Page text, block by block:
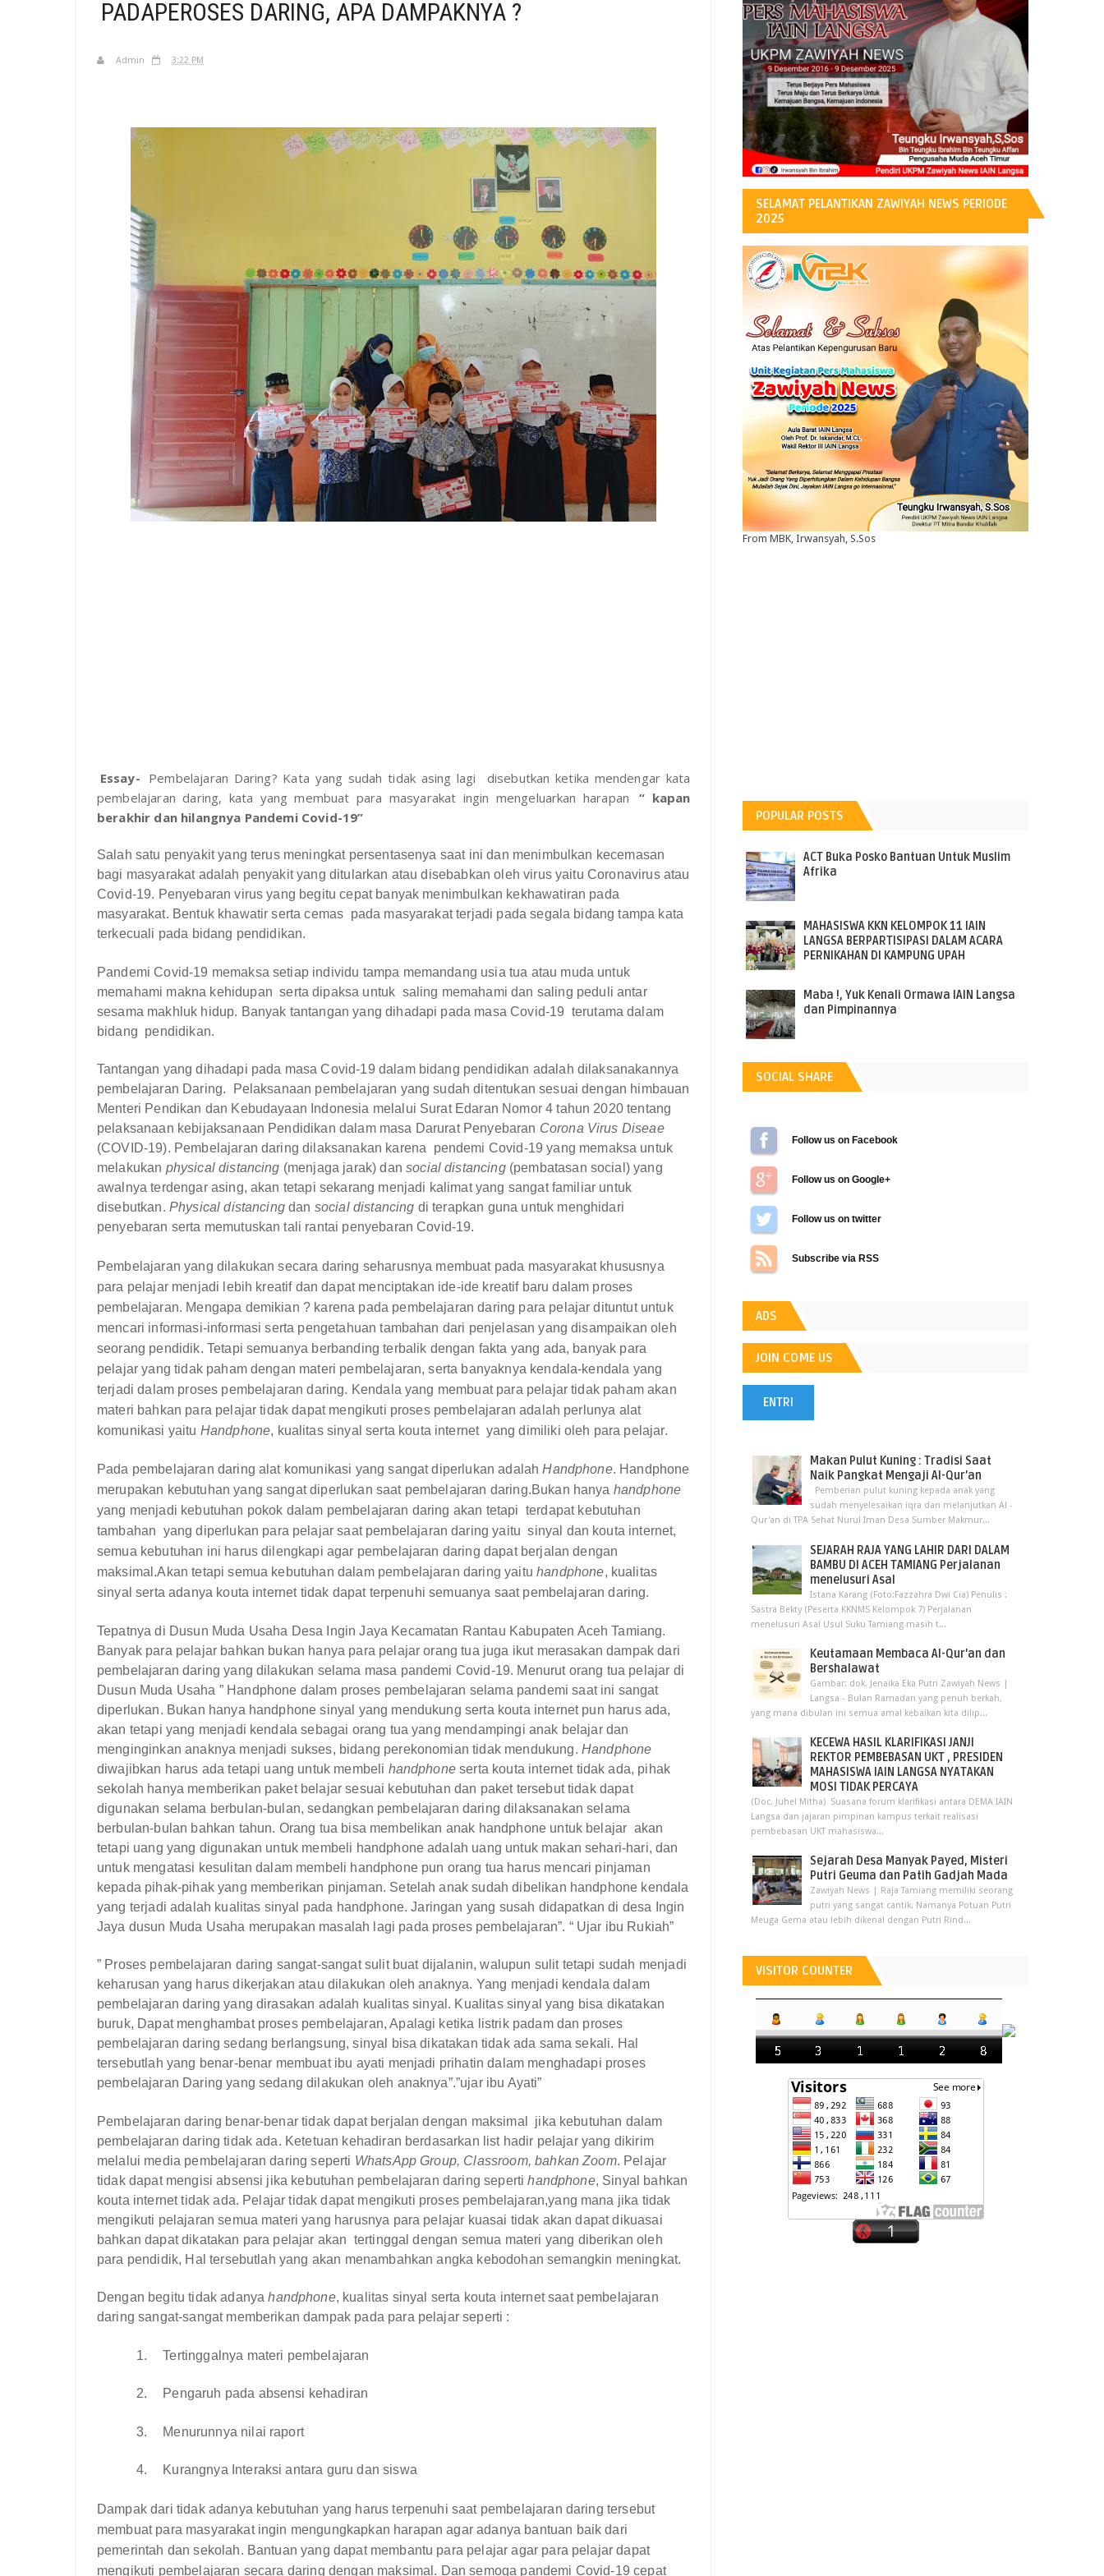
H
PADAPEROSES DARING, APA DAMPAKNYA ?
Admin 3:22 PM
Essay- Pembelajaran Daring? Kata yang sudah tidak asing lagi
disebutkan ketika mendengar kata
pembelajaran daring, kata yang membuat para masyarakat ingin mengeluarkan harapan
“ kapan
berakhir dan hilangnya Pandemi Covid-19”
Salah satu penyakit yang terus meningkat persentasenya saat ini dan menimbulkan kecemasan
bagi masyarakat adalah penyakit yang ditularkan atau disebabkan oleh virus yaitu Coronavirus atau
Covid-19. Penyebaran virus yang begitu cepat banyak menimbulkan kekhawatiran pada
masyarakat. Bentuk khawatir serta cemas pada masyarakat terjadi pada segala bidang tampa kata
terkecuali pada bidang pendidikan.
Pandemi Covid-19 memaksa setiap individu tampa memandang usia tua atau muda untuk
memahami makna kehidupan serta dipaksa untuk saling memahami dan saling peduli antar
sesama makhluk hidup. Banyak tantangan yang dihadapi pada masa Covid-19 terutama dalam
bidang pendidikan.
Tantangan yang dihadapi pada masa Covid-19 dalam bidang pendidikan adalah dilaksanakannya
pembelajaran Daring.
Pelaksanaan pembelajaran yang sudah ditentukan sesuai dengan himbauan
Menteri Pendikan dan Kebudayaan Indonesia melalui Surat Edaran Nomor 4 tahun 2020 tentang
pelaksanaan kebijaksanaan Pendidikan dalam masa Darurat Penyebaran Corona Virus Diseae
(COVID-19). Pembelajaran daring dilaksanakan karena
pendemi Covid-19 yang memaksa untuk
melakukan physical distancing (menjaga jarak)dansocial distancing(pembatasan social) yang
awalnya terdengar asing, akan tetapi sekarang menjadi kalimat yang sangat familiar untuk
disebutkan. Physical distancingdan social distancing di terapkan guna untuk menghidari
penyebaran serta memutuskan tali rantai penyebaran Covid-19.
Pembelajaran yang dilakukan secara daring seharusnya membuat pada masyarakat khususnya
para pelajar menjadi lebih kreatif dan dapat menciptakan ide-ide kreatif baru dalam proses
pembelajaran. Mengapa demikian ? karena pada pembelajaran daring para pelajar dituntut untuk
mencari informasi-informasi serta pengetahuan tambahan dari penjelasan yang disampaikan oleh
seorang pendidik. Tetapi semuanya berbanding terbalik dengan fakta yang ada, banyak para
pelajar yang tidak paham dengan materi pembelajaran, serta banyaknya kendala-kendala yang
terjadi dalam proses pembelajaran daring. Kendala yang membuat para pelajar tidak paham akan
materi bahkan para pelajar tidak dapat mengikuti proses pembelajaran adalah perlunya alat
komunikasi yaitu Handphone, kualitas sinyal serta kouta internet yang dimiliki oleh para pelajar.
Pada pembelajaran daring alat komunikasi yang sangat diperlukan adalahHandphone. Handphone
merupakan kebutuhan yang sangat diperlukan saat pembelajaran daring.Bukan hanya handphone
yang menjadi kebutuhan pokok dalam pembelajaran daring akan tetapi terdapat kebutuhan
tambahan yang diperlukan para pelajar saat pembelajaran daring yaitu sinyal dan kouta internet,
semua kebutuhan ini harus dilengkapi agar pembelajaran daring dapat berjalan dengan
maksimal.Akan tetapi semua kebutuhan dalam pembelajaran daring yaituhandphone, kualitas
sinyal serta adanya kouta internet tidak dapat terpenuhi semuanya saat pembelajaran daring.
Tepatnya di Dusun Muda Usaha Desa Ingin Jaya Kecamatan Rantau Kabupaten Aceh Tamiang.
Banyak para pelajar bahkan bukan hanya para pelajar orang tua juga ikut merasakan dampak dari
pembelajaran daring yang dilakukan selama masa pandemi Covid-19. Menurut orang tua pelajar di
Dusun Muda Usaha ” Handphone dalam proses pembelajaran selama pandemi saat ini sangat
diperlukan. Bukan hanya handphone sinyal yang mendukung serta kouta internet pun harus ada,
akan tetapi yang menjadi kendala sebagai orang tua yang mendampingi anak belajar dan
menginginkan anaknya menjadi sukses, bidang perekonomian tidak mendukung. Handphone
diwajibkan harus ada tetapi uang untuk membeli handphoneserta kouta internet tidak ada, pihak
sekolah hanya memberikan paket belajar sesuai kebutuhan dan paket tersebut tidak dapat
digunakan selama berbulan-bulan, sedangkan pembelajaran daring dilaksanakan selama
berbulan-bulan bahkan tahun. Orang tua bisa membelikan anak handphone untuk belajar akan
tetapi uang yang digunakan untuk membeli handphone adalah uang untuk makan sehari-hari, dan
untuk mengatasi kesulitan dalam membeli handphone pun orang tua harus mencari pinjaman
kepada pihak-pihak yang memberikan pinjaman. Setelah anak sudah dibelikan handphone kendala
yang terjadi adalah kualitas sinyal pada handphone. Jaringan yang susah didapatkan di desa Ingin
Jaya dusun Muda Usaha merupakan masalah lagi pada proses pembelajaran”. “ Ujar ibu Rukiah”
” Proses pembelajaran daring sangat-sangat sulit buat dijalanin, walupun sulit tetapi sudah menjadi
keharusan yang harus dikerjakan atau dilakukan oleh anaknya. Yang menjadi kendala dalam
pembelajaran daring yang dirasakan adalah kualitas sinyal. Kualitas sinyal yang bisa dikatakan
buruk, Dapat menghambat proses pembelajaran, Apalagi ketika listrik padam dan proses
pembelajaran daring sedang berlangsung, sinyal bisa dikatakan tidak ada sama sekali. Hal
tersebutlah yang benar-benar membuat ibu ayati menjadi prihatin dalam menghadapi proses
pembelajaran Daring yang sedang dilakukan oleh anaknya”.”ujar ibu Ayati”
Pembelajaran daring benar-benar tidak dapat berjalan dengan maksimal
jika kebutuhan dalam
pembelajaran daring tidak ada. Ketetuan kehadiran berdasarkan list hadir pelajar yang dikirim
melalui media pembelajaran daring seperti WhatsApp Group, Classroom, bahkan Zoom. Pelajar
tidak dapat mengisi absensi jika kebutuhan pembelajaran daring sepertihandphone, Sinyal bahkan
kouta internet tidak ada. Pelajar tidak dapat mengikuti proses pembelajaran,yang mana jika tidak
mengikuti pelajaran semua materi yang harusnya para pelajar kuasai tidak akan dapat dikuasai
bahkan dapat dikatakan para pelajar akan tertinggal dengan semua materi yang diberikan oleh
para pendidik, Hal tersebutlah yang akan menambahkan angka kebodohan semangkin meningkat.
Dengan begitutidakadanyahandphone, kualitas sinyal serta kouta internet saat pembelajaran
daring sangat-sangat memberikan dampak pada para pelajar seperti :
1. Tertinggalnya materi pembelajaran
2. Pengaruh pada absensi kehadiran
3. Menurunnya nilai raport
4. Kurangnya Interaksi antara guru dan siswa
Dampak dari tidak adanya kebutuhan yang harus terpenuhi saat pembelajaran daring tersebut
membuat para masyarakat ingin mengungkapkan harapan agar adanya bantuan baik dari
pemerintah dan sekolah. Bantuan yang dapat membantu para pelajar agar para pelajar dapat
mengikuti pembelajaran secara daring dengan maksimal. Dan semoga pandemi Covid-19 cepat
SELAMAT PELANTIKAN ZAWIYAH NEWS PERIODE
2025
From MBK, Irwansyah, S.Sos
POPULAR POSTS
ACT Buka Posko Bantuan Untuk Muslim
Afrika
MAHASISWA KKN KELOMPOK 11 IAIN
LANGSA BERPARTISIPASI DALAM ACARA
PERNIKAHAN DI KAMPUNG UPAH
Maba !, Yuk Kenali Ormawa IAIN Langsa
dan Pimpinannya
SOCIAL SHARE
Follow us on Facebook
Follow us on Google+
Follow us on Twitter
Subscribe via RSS
ADS
JOIN COME US
ENTRI
Makan Pulut Kuning : Tradisi Saat
Naik Pangkat Mengaji Al-Qur’an
Pemberian pulut kuning kepada anak yang
sudah menyelesaikan iqra dan melanjutkan Al -
Qur'an di TPA Sehat Nurul Iman Desa Sumber Makmur...
SEJARAH RAJA YANG LAHIR DARI DALAM
BAMBU DI ACEH TAMIANG Perjalanan
menelusuri Asal
Istana Karang (Foto:Fazzahra Dwi Cia) Penulis :
Sastra Bekty (Peserta KKNMS Kelompok 7) Perjalanan
menelusuri Asal Usul Suku Tamiang masih t...
Keutamaan Membaca Al-Qur'an dan
Bershalawat
Gambar: dok. Jenaika Eka Putri Zawiyah News |
Langsa - Bulan Ramadan yang penuh berkah,
yang mana dibulan ini semua amal kebaikan kita dilip...
KECEWA HASIL KLARIFIKASI JANJI
REKTOR PEMBEBASAN UKT , PRESIDEN
MAHASISWA IAIN LANGSA NYATAKAN
MOSI TIDAK PERCAYA
(Doc. Juhel Mitha) Suasana forum klarifikasi antara DEMA IAIN
Langsa dan jajaran pimpinan kampus terkait realisasi
pembebasan UKT mahasiswa...
Sejarah Desa Manyak Payed, Misteri
Putri Geuma dan Patih Gadjah Mada
Zawiyah News | Raja Tamiang memiliki seorang
putri yang sangat cantik. Namanya Potuan Putri
Meuga Gema atau lebih dikenal dengan Putri Rind...
VISITOR COUNTER